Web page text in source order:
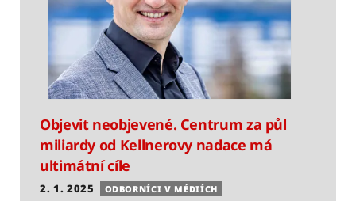
Objevit neobjevené. Centrum za půl
miliardy od Kellnerovy nadace má
ultimátní cíle
2. 1. 2025 ODBORNÍCI V MÉDIÍCH